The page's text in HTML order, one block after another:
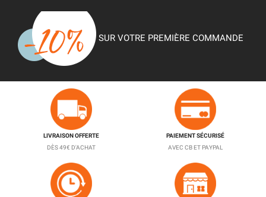
SUR VOTRE PREMIÈRE COMMANDE
LIVRAISON OFFERTE
DÈS 49€ D'ACHAT
PAIEMENT SÉCURISÉ
AVEC CB ET PAYPAL